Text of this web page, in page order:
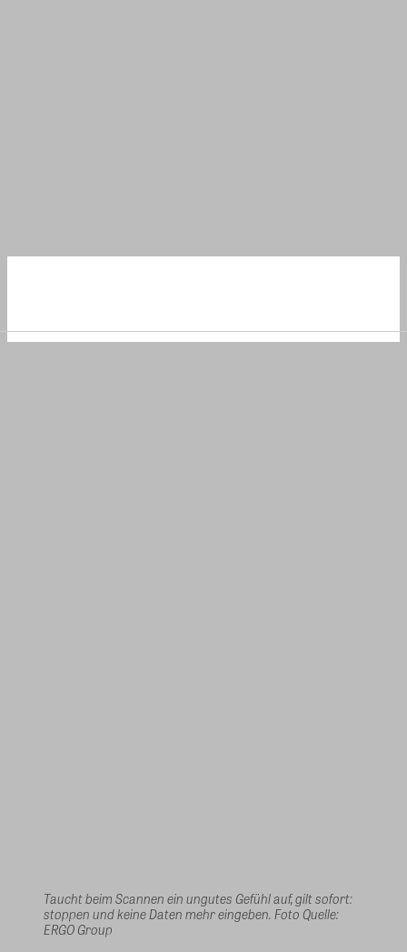
Taucht beim Scannen ein ungutes Gefühl auf, gilt sofort:
stoppen und keine Daten mehr eingeben. Foto Quelle:
ERGO Group